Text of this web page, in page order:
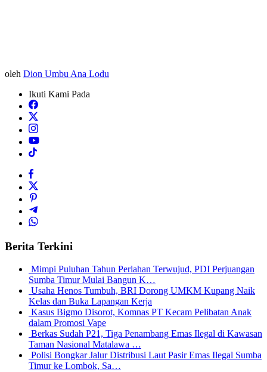
oleh Dion Umbu Ana Lodu
Ikuti Kami Pada
Berita Terkini
Mimpi Puluhan Tahun Perlahan Terwujud, PDI Perjuangan
Sumba Timur Mulai Bangun K…
Usaha Henos Tumbuh, BRI Dorong UMKM Kupang Naik
Kelas dan Buka Lapangan Kerja
Kasus Bigmo Disorot, Komnas PT Kecam Pelibatan Anak
dalam Promosi Vape
Berkas Sudah P21, Tiga Penambang Emas Ilegal di Kawasan
Taman Nasional Matalawa …
Polisi Bongkar Jalur Distribusi Laut Pasir Emas Ilegal Sumba
Timur ke Lombok, Sa…